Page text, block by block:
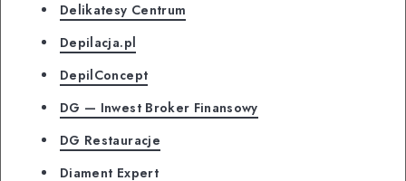
Delikatesy Centrum
Depilacja.pl
DepilConcept
DG — Inwest Broker Finansowy
DG Restauracje
Diament Expert